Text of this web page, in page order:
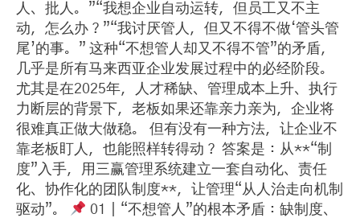
人、批人。”“我想企业自动运转，但员工又不主
动，怎么办？”“我讨厌管人，但又不得不做‘管头管
尾’的事。” 这种“不想管人却又不得不管”的矛盾，
几乎是所有马来西亚企业发展过程中的必经阶段。
尤其是在2025年，人才稀缺、管理成本上升、执行
力断层的背景下，老板如果还靠亲力亲为，企业将
很难真正做大做稳。 但有没有一种方法，让企业不
靠老板盯人，也能照样转得动？ 答案是：从**“制
度”入手，用三赢管理系统建立一套自动化、责任
化、协作化的团队制度**，让管理“从人治走向机制
驱动”。
01｜“不想管人”的根本矛盾：缺制度、